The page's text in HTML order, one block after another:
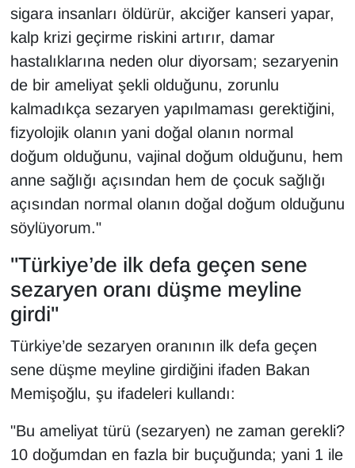
sigara insanları öldürür, akciğer kanseri yapar,
kalp krizi geçirme riskini artırır, damar
hastalıklarına neden olur diyorsam; sezaryenin
de bir ameliyat şekli olduğunu, zorunlu
kalmadıkça sezaryen yapılmaması gerektiğini,
fizyolojik olanın yani doğal olanın normal
doğum olduğunu, vajinal doğum olduğunu, hem
anne sağlığı açısından hem de çocuk sağlığı
açısından normal olanın doğal doğum olduğunu
söylüyorum."
"Türkiye’de ilk defa geçen sene
sezaryen oranı düşme meyline
girdi"
Türkiye’de sezaryen oranının ilk defa geçen
sene düşme meyline girdiğini ifaden Bakan
Memişoğlu, şu ifadeleri kullandı:
"Bu ameliyat türü (sezaryen) ne zaman gerekli?
10 doğumdan en fazla bir buçuğunda; yani 1 ile